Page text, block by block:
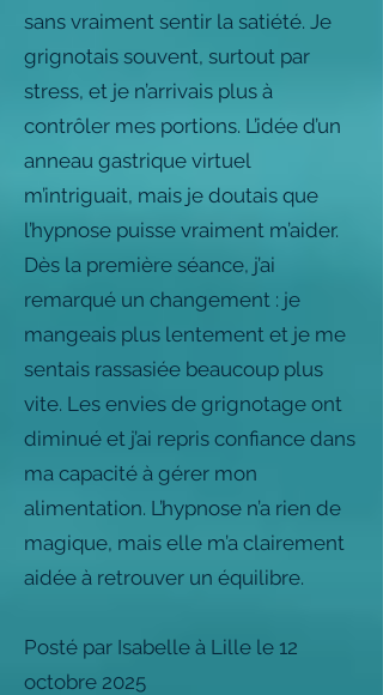
sans vraiment sentir la satiété. Je
grignotais souvent, surtout par
stress, et je n’arrivais plus à
contrôler mes portions. L’idée d’un
anneau gastrique virtuel
m’intriguait, mais je doutais que
l’hypnose puisse vraiment m’aider.
Dès la première séance, j’ai
remarqué un changement : je
mangeais plus lentement et je me
sentais rassasiée beaucoup plus
vite. Les envies de grignotage ont
diminué et j’ai repris confiance dans
ma capacité à gérer mon
alimentation. L’hypnose n’a rien de
magique, mais elle m’a clairement
aidée à retrouver un équilibre.
Posté par Isabelle à Lille le 12
octobre 2025